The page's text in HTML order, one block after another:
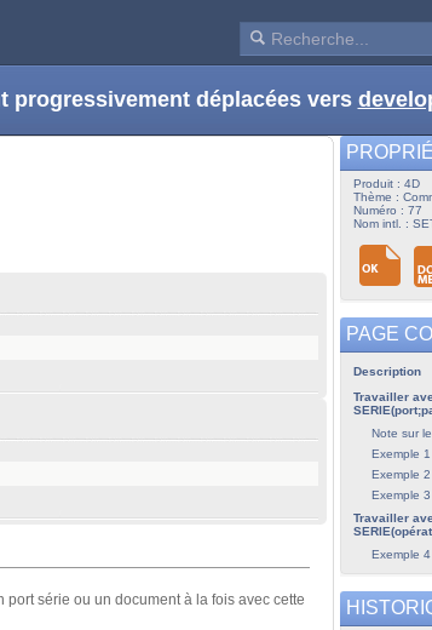
progressivement déplacées vers
série ou un document à la fois avec cette
Produit : 4D
Thème :
Numéro : 77
Nom intl. :
PAGE
Description
Travailler
Note sur
Exemple 1
Exemple 2
Exemple 3
Travailler
Exemple 4